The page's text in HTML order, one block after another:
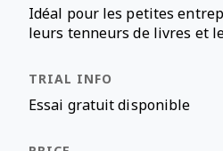
Idéal pour les petites
leurs tenneurs de livres et
Essai gratuit disponible